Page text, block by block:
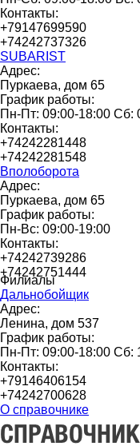
Контакты:
+79147699590
+74242737326
SUBARIST
Адрес:
Пуркаева, дом 65
График работы:
Пн-Пт: 09:00-18:00 Сб:
Контакты:
+74242281448
+74242281548
Вполоборота
Адрес:
Пуркаева, дом 65
График работы:
Пн-Вс: 09:00-19:00
Контакты:
+74242739286
+74242751444
Филиалы
Дальнобойщик
Адрес:
Ленина, дом 537
График работы:
Пн-Пт: 09:00-18:00 Сб:
Контакты:
+79146406154
+74242700628
О справочнике